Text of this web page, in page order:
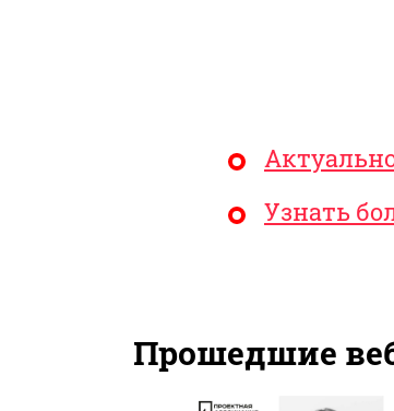
Узнать
Прошедшие